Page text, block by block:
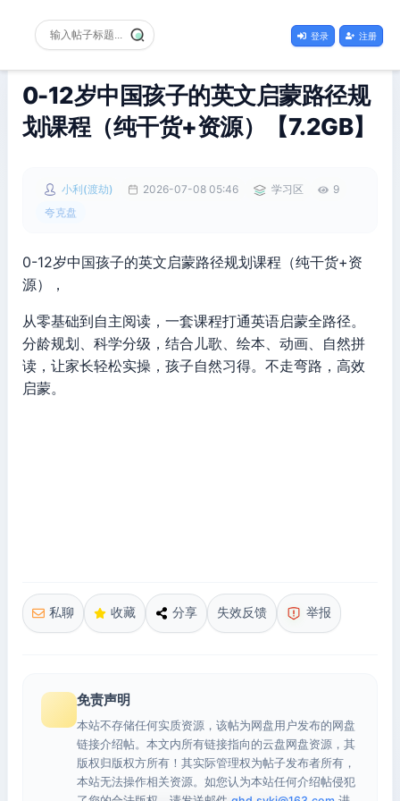
登录 注册
0-12岁中国孩子的英文启蒙路径规
划课程（纯干货+资源）【7.2GB】
小利(渡劫) 2026-07-08 05:46 学习区
9
夸克盘
0-12岁中国孩子的英文启蒙路径规划课程（纯干货+资
源），
从零基础到自主阅读，一套课程打通英语启蒙全路径。
分龄规划、科学分级，结合儿歌、绘本、动画、自然拼
读，让家长轻松实操，孩子自然习得。不走弯路，高效
启蒙。
私聊 收藏 分享 失效反馈 举报
免责声明
本站不存储任何实质资源，该帖为网盘用户发布的网盘
链接介绍帖。本文内所有链接指向的云盘网盘资源，其
版权归版权方所有！其实际管理权为帖子发布者所有，
本站无法操作相关资源。如您认为本站任何介绍帖侵犯